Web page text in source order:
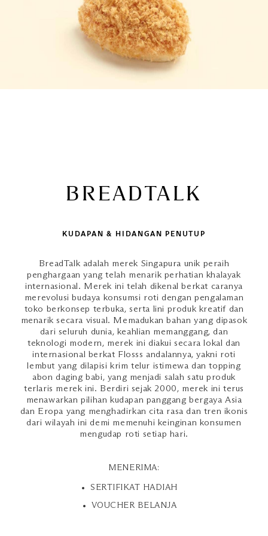
BREADTALK
KUDAPAN & HIDANGAN PENUTUP
BreadTalk adalah merek Singapura unik peraih
penghargaan yang telah menarik perhatian khalayak
internasional. Merek ini telah dikenal berkat caranya
merevolusi budaya konsumsi roti dengan pengalaman
toko berkonsep terbuka, serta lini produk kreatif dan
menarik secara visual. Memadukan bahan yang dipasok
dari seluruh dunia, keahlian memanggang, dan
teknologi modern, merek ini diakui secara lokal dan
internasional berkat Flosss andalannya, yakni roti
lembut yang dilapisi krim telur istimewa dan topping
abon daging babi, yang menjadi salah satu produk
terlaris merek ini. Berdiri sejak 2000, merek ini terus
menawarkan pilihan kudapan panggang bergaya Asia
dan Eropa yang menghadirkan cita rasa dan tren ikonis
dari wilayah ini demi memenuhi keinginan konsumen
mengudap roti setiap hari.
MENERIMA:
SERTIFIKAT HADIAH
VOUCHER BELANJA